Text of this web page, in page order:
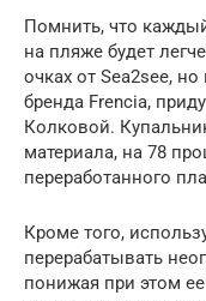
Помнить, что
на пляже будет
очках от Sea2see,
бренда Frеncia,
Колковой.
материала, на 78
переработанного
Кроме того,
перерабатывать
понижая при этом